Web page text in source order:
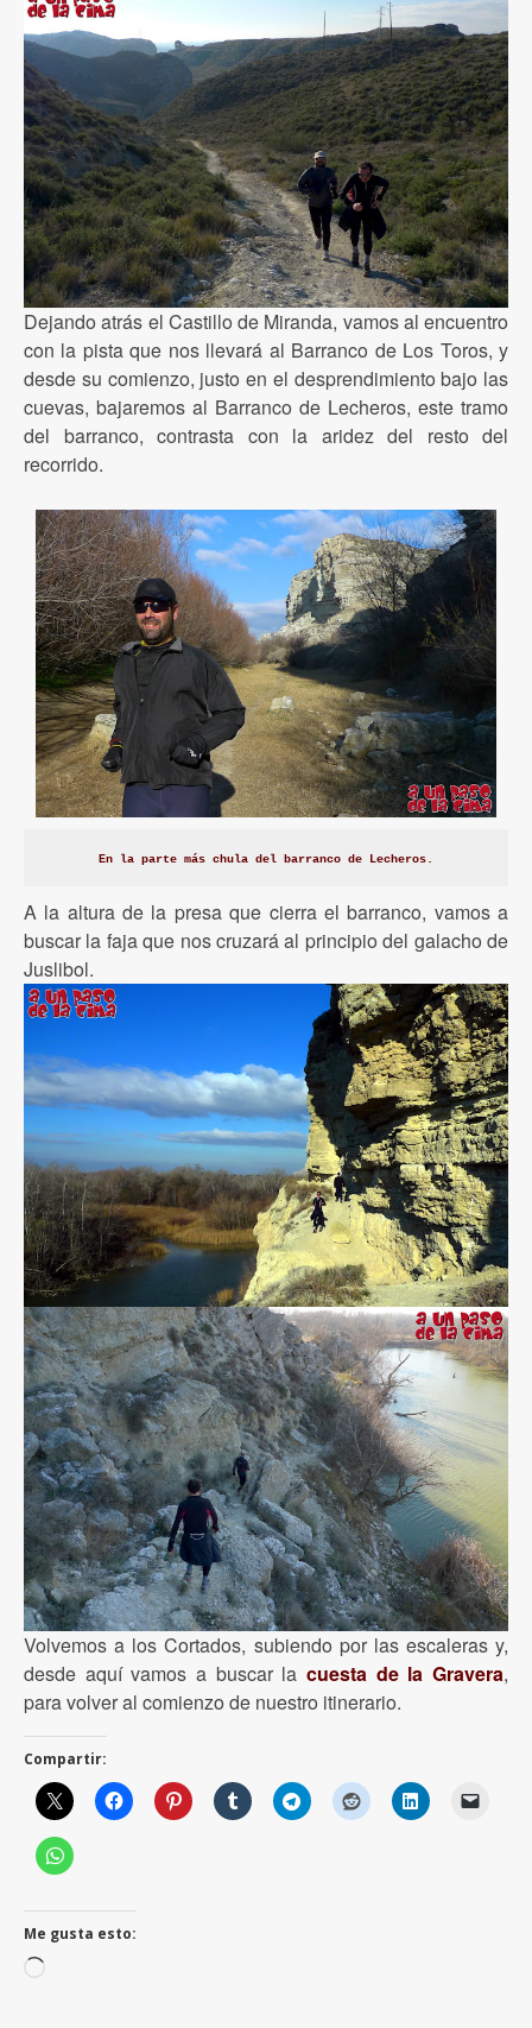
Dejando atrás el Castillo de Miranda, vamos al encuentro
con la pista que nos llevará al Barranco de Los Toros, y
desde su comienzo, justo en el desprendimiento bajo las
cuevas, bajaremos al Barranco de Lecheros, este tramo
del barranco, contrasta con la aridez del resto del
recorrido.
En la parte más chula del barranco de Lecheros.
A la altura de la presa que cierra el barranco, vamos a
buscar la faja que nos cruzará al principio del galacho de
Juslibol.
Volvemos a los Cortados, subiendo por las escaleras y,
desde aquí vamos a buscar la cuesta de la Gravera,
para volver al comienzo de nuestro itinerario.
Compartir:
Me gusta esto:
Cargando...